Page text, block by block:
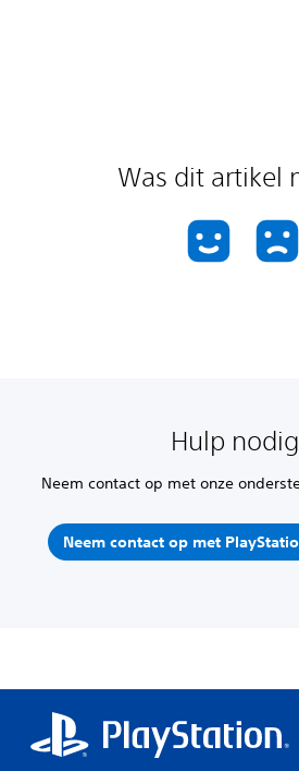
Was dit artikel
Hulp
Neem contact op met onze
Neem contact op met